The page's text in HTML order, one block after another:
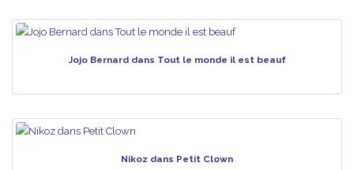
Jojo Bernard dans Tout le monde il est beauf
Nikoz dans Petit Clown